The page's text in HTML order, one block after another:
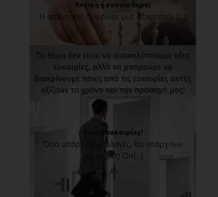
Λογική ή συναίσθημα;
Η απάντηση δεν είναι μια. Εξαρτάται..[...]
Για τις ευκαιρίες!
Όσο υπάρχουν αλλαγές, θα υπάρχουν
ευκαιρίες! Όσ[...]